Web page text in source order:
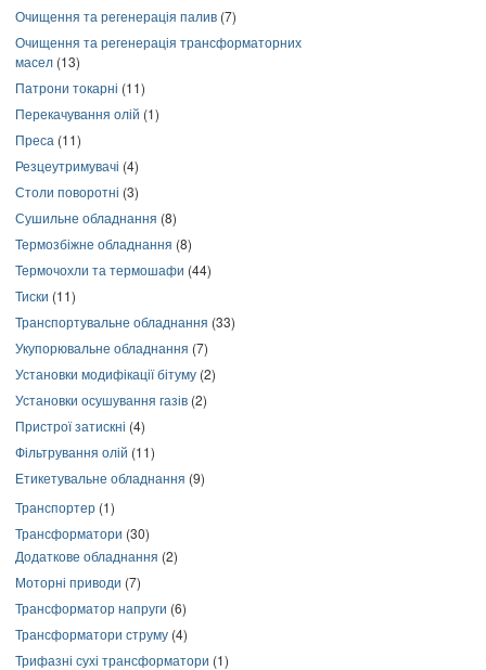
Очищення та регенерація палив (7)
Очищення та регенерація трансформаторних
масел (13)
Патрони токарні (11)
Перекачування олій (1)
Преса (11)
Резцеутримувачі (4)
Столи поворотні (3)
Сушильне обладнання (8)
Термозбіжне обладнання (8)
Термочохли та термошафи (44)
Тиски (11)
Транспортувальне обладнання (33)
Укупорювальне обладнання (7)
Установки модифікації бітуму (2)
Установки осушування газів (2)
Пристрої затискні (4)
Фільтрування олій (11)
Етикетувальне обладнання (9)
Транспортер (1)
Трансформатори (30)
Додаткове обладнання (2)
Моторні приводи (7)
Трансформатор напруги (6)
Трансформатори струму (4)
Трифазні сухі трансформатори (1)